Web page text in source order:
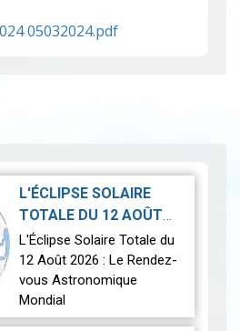
05032024.pdf
L'ÉCLIPSE SOLAIRE
TOTALE DU 12 AOÛT
2026|2026-07-21
L'Éclipse Solaire Totale du
12 Août 2026 : Le Rendez-
vous Astronomique
Mondial